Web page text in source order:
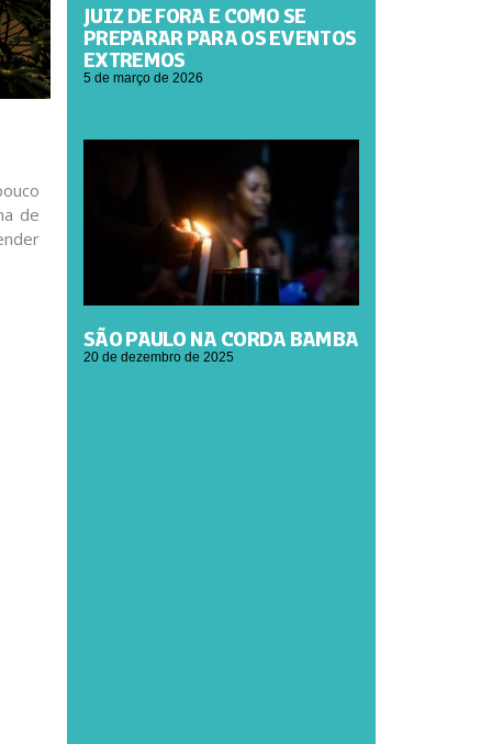
de
JUIZ DE FORA E COMO SE
PREPARAR PARA OS EVENTOS
EXTREMOS
5 de março de 2026
SÃO PAULO NA CORDA BAMBA
20 de dezembro de 2025